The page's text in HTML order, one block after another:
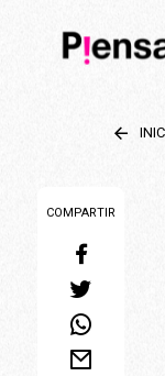
COMPARTIR